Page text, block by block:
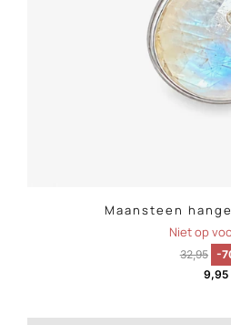
Maansteen
Niet op
32,95
-
9,95